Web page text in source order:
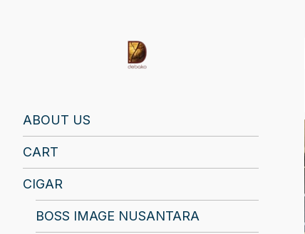
ABOUT US
CART
CIGAR
BOSS IMAGE NUSANTARA